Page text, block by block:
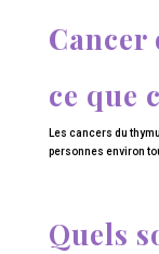
Cancer
ce que
Les cancers du
personnes environ
Quels